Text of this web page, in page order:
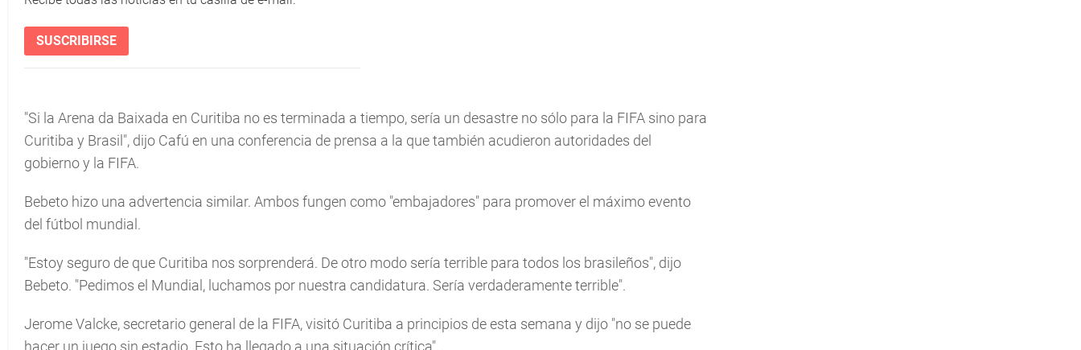
SUSCRIBIRSE
"Si la Arena da Baixada en Curitiba no es terminada a tiempo, sería un desastre no sólo para la FIFA sino para
Curitiba y Brasil", dijo Cafú en una conferencia de prensa a la que también acudieron autoridades del
gobierno y la FIFA.
Bebeto hizo una advertencia similar. Ambos fungen como "embajadores" para promover el máximo evento
del fútbol mundial.
"Estoy seguro de que Curitiba nos sorprenderá. De otro modo sería terrible para todos los brasileños", dijo
Bebeto. "Pedimos el Mundial, luchamos por nuestra candidatura. Sería verdaderamente terrible".
Jerome Valcke, secretario general de la FIFA, visitó Curitiba a principios de esta semana y dijo "no se puede
hacer un juego sin estadio. Esto ha llegado a una situación crítica".